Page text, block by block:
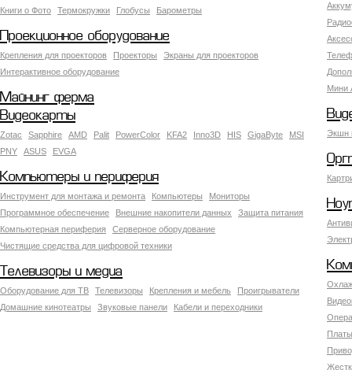
Книги о Фото
Термокружки Глобусы Барометры
Мини
Проекционное оборудование
Крепления для проекторов Проекторы
Экраны для проекторов
Интерактивное оборудование
Майнинг ферма
Экшн
Видеокарты
Zotac Sapphire AMD Palit PowerColor KFA2 Inno3D HIS GigaByte
MSI
PNY
ASUS EVGA
Компьютеры и периферия
Инструмент для монтажа и ремонта Компьютеры
Мониторы
Программное обеспечение
Внешние накопители данных
Защита питания
Компьютерная периферия
Серверное оборудование
Чистящие средства для цифровой техники
Телевизоры и медиа
Оборудование для ТВ Телевизоры Крепления и мебель
Проигрыватели
Домашние кинотеатры
Звуковые панели Кабели и переходники